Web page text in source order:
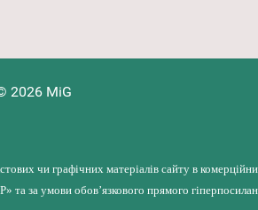
2026 MiG
чи графічних матеріалів сайту в
за умови обов’язкового прямого